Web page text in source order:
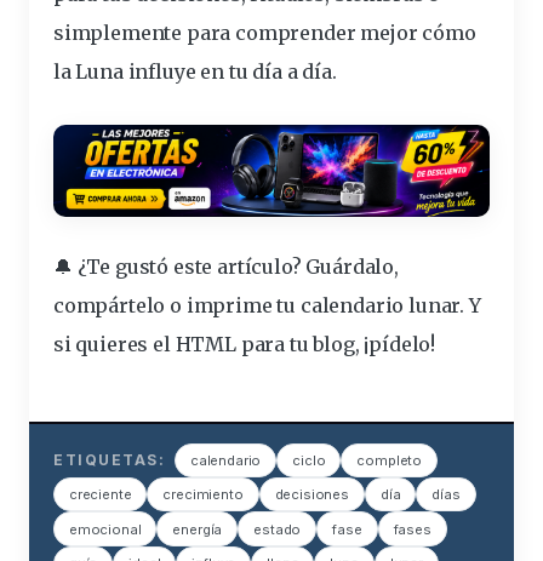
simplemente para comprender mejor cómo
la Luna influye en tu día a día.
🔔 ¿Te gustó este artículo? Guárdalo,
compártelo o imprime tu calendario lunar. Y
si quieres el HTML para tu blog, ¡pídelo!
ETIQUETAS: calendario ciclo completo
creciente crecimiento decisiones día días
emocional energía estado fase fases